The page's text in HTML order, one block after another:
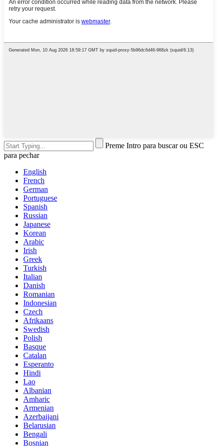
Preme Intro para buscar ou ESC
para pechar
English
French
German
Portuguese
Spanish
Russian
Japanese
Korean
Arabic
Irish
Greek
Turkish
Italian
Danish
Romanian
Indonesian
Czech
Afrikaans
Swedish
Polish
Basque
Catalan
Esperanto
Hindi
Lao
Albanian
Amharic
Armenian
Azerbaijani
Belarusian
Bengali
Bosnian